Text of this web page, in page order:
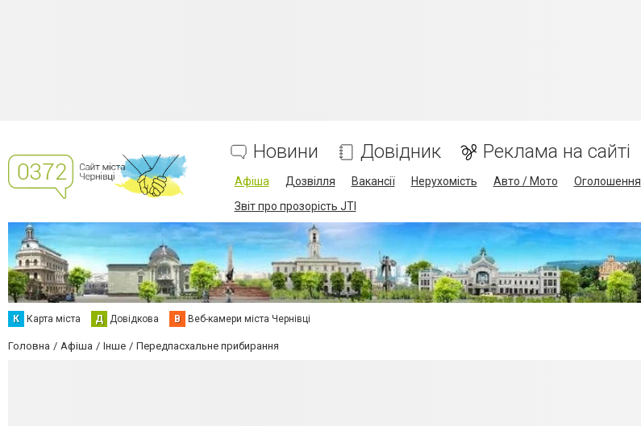
Новини Довідник Реклама на сайті
Афіша Дозвілля Вакансії Нерухомість Авто / Мото Оголошення
Звіт про прозорість JTI
К Карта міста Д Довідкова В Веб-камери міста Чернівці
Головна Афіша Інше Передпасхальне прибирання